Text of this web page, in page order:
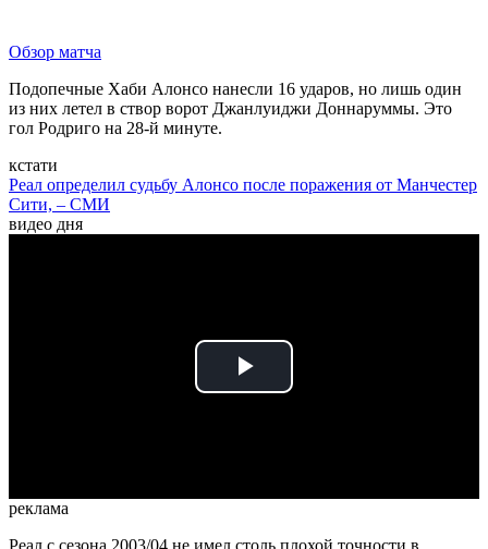
Обзор матча
Подопечные Хаби Алонсо нанесли 16 ударов, но лишь один
из них летел в створ ворот Джанлуиджи Доннаруммы. Это
гол Родриго на 28-й минуте.
кстати
Реал определил судьбу Алонсо после поражения от Манчестер
Сити, – СМИ
видео дня
Play
реклама